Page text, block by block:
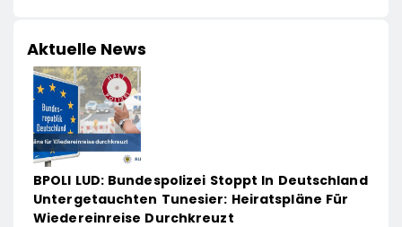
Aktuelle News
BPOLI LUD: Bundespolizei Stoppt In Deutschland
Untergetauchten Tunesier: Heiratspläne Für
Wiedereinreise Durchkreuzt